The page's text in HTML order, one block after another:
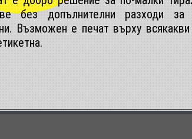
без допълнителни разходи за
Възможен е печат върху